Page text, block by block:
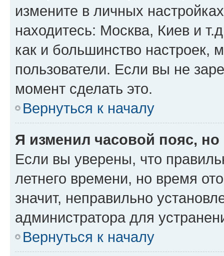
измените в личных
находитесь: Москва, Киев и
как и большинство настроек,
пользователи. Если вы не
момент сделать это.
Вернуться к началу
Я изменил часовой пояс,
Если вы уверены, что
летнего времени, но время
значит, неправильно
администратора для
Вернуться к началу